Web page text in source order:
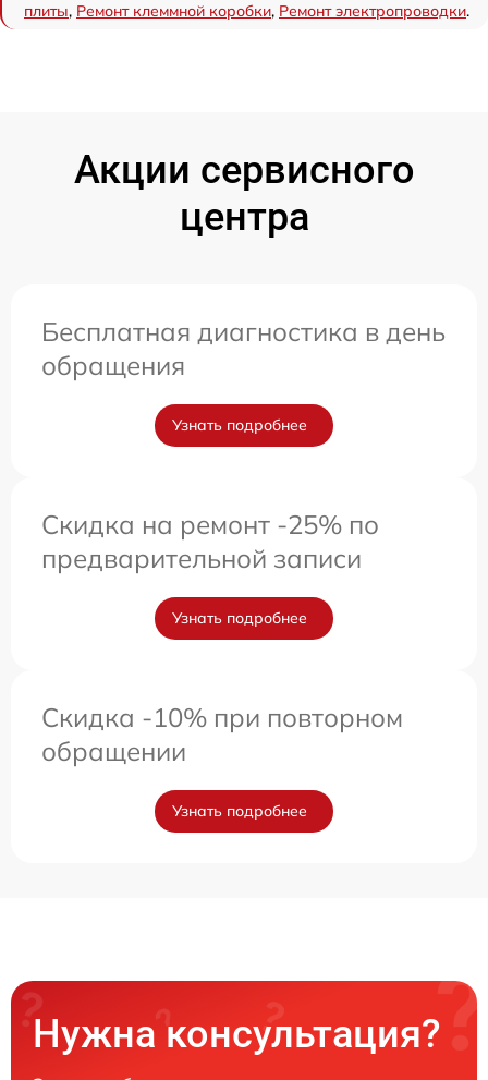
плиты, Ремонт клеммной коробки, Ремонт электропроводки.
Акции сервисного
центра
Бесплатная диагностика в день
обращения
Узнать подробнее
Скидка на ремонт -25% по
предварительной записи
Узнать подробнее
Скидка -10% при повторном
обращении
Узнать подробнее
Нужна консультация?